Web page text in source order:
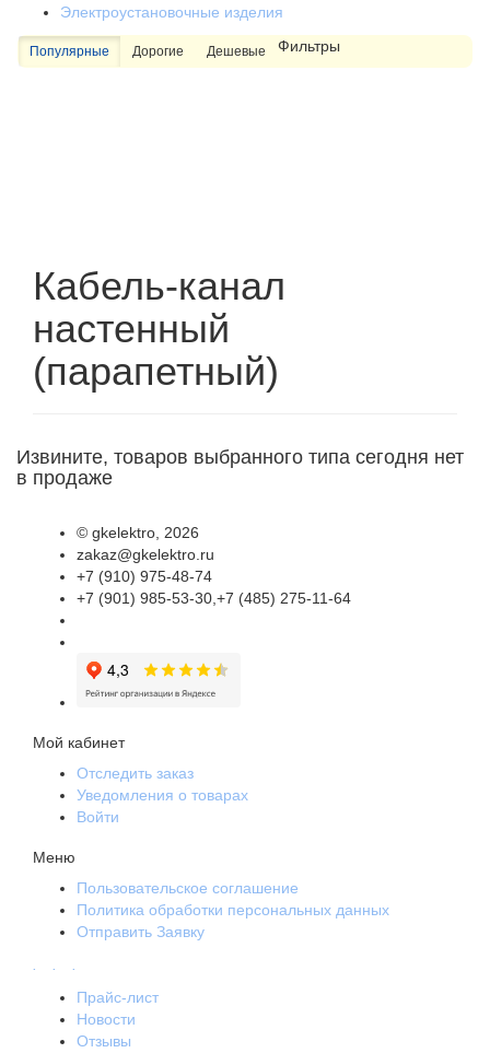
Электроустановочные изделия
Популярные Дорогие Дешевые Фильтры
Кабель-канал
настенный
(парапетный)
Извините, товаров выбранного типа сегодня нет
в продаже
© gkelektro , 2026
zakaz@gkelektro.ru
+7 (910) 975-48-74
+7 (901) 985-53-30,+7 (485) 275-11-64
Мой кабинет
Отследить заказ
Уведомления о товарах
Войти
Меню
Пользовательское соглашение
Политика обработки персональных данных
Отправить Заявку
Прайс-лист
Новости
Отзывы